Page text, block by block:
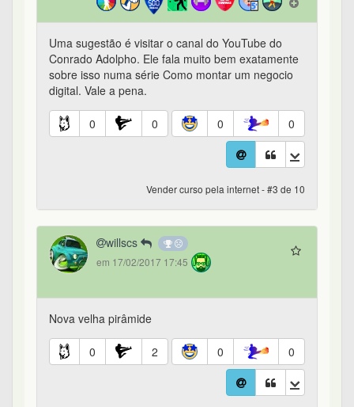
Uma sugestão é visitar o canal do YouTube do
Conrado Adolpho. Ele fala muito bem exatamente
sobre isso numa série Como montar um negocio
digital. Vale a pena.
0 0 0 0
Vender curso pela internet - #3 de 10
willscs
em 17/02/2017 17:45
Nova velha pirâmide
0 2 0 0